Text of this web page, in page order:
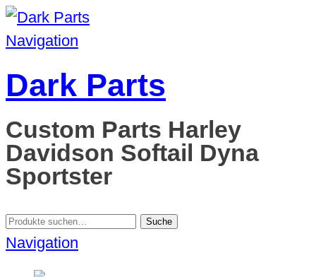
Navigation
Dark Parts
Custom Parts Harley
Davidson Softail Dyna
Sportster
Suche
nach:
Suche
Navigation